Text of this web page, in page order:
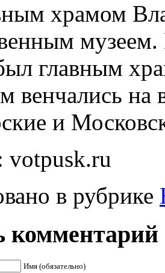
храмом
главным
венчались на
и
votpusk.ru
в рубрике
комментарий
Имя (обязательно)